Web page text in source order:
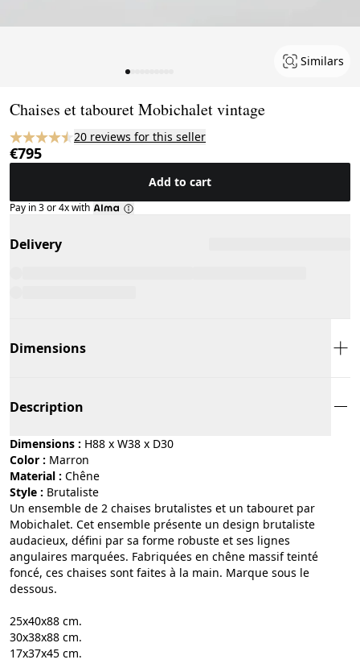
Similars
Chaises et tabouret Mobichalet vintage
20 reviews for this seller
€795
Add to cart
Pay in 3 or 4x with
Delivery
Dimensions
Description
Dimensions : H88 x W38 x D30
Color :
marron
Material :
chêne
Style :
brutaliste
Un ensemble de 2 chaises brutalistes et un tabouret par
Mobichalet. Cet ensemble présente un design brutaliste
audacieux, défini par sa forme robuste et ses lignes
angulaires marquées. Fabriquées en chêne massif teinté
foncé, ces chaises sont faites à la main. Marque sous le
dessous.
25x40x88 cm.
30x38x88 cm.
17x37x45 cm.